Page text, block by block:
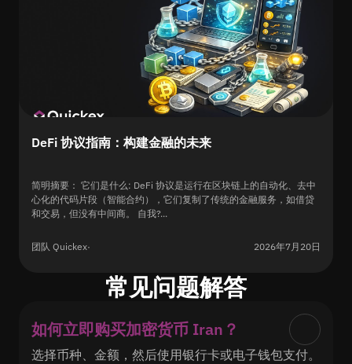
DeFi 协议指南：构建金融的未来
简明摘要： 它们是什么: DeFi 协议是运行在区块链上的自动化、去中
心化的代码片段（智能合约），它们复制了传统的金融服务，如借贷
和交易，但没有中间商。 自我?...
团队 Quickex· 2026年7月20日
常见问题解答
如何立即购买加密货币 Iran？
选择币种、金额，然后使用银行卡或电子钱包支付。